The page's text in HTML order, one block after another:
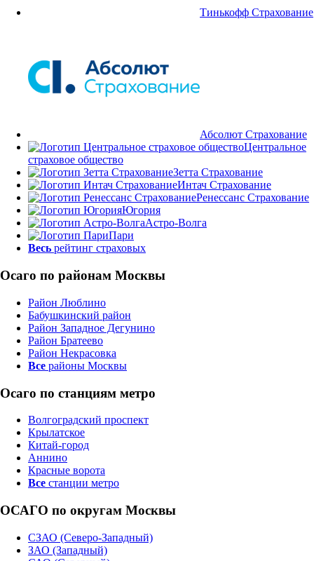
Тинькофф Страхование
Абсолют Страхование
Центральное
страховое общество
Зетта Страхование
Интач Страхование
Ренессанс Страхование
Югория
Астро-Волга
Пари
Весь рейтинг страховых
Осаго по районам Москвы
Район Люблино
Бабушкинский район
Район Западное Дегунино
Район Братеево
Район Некрасовка
Все районы Москвы
Осаго по станциям метро
Волгоградский проспект
Крылатское
Китай-город
Аннино
Красные ворота
Все станции метро
ОСАГО по округам Москвы
СЗАО (Северо-Западный)
ЗАО (Западный)